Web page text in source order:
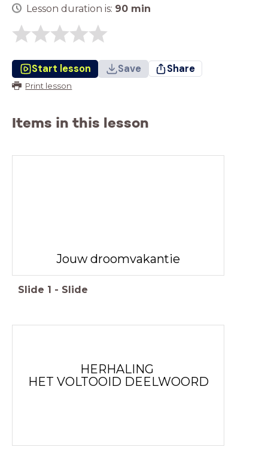
Lesson duration is: 90 min
Start lesson Save Share
Print lesson
Items in this lesson
Jouw droomvakantie
Slide 1 - Slide
HERHALING
HET VOLTOOID DEELWOORD